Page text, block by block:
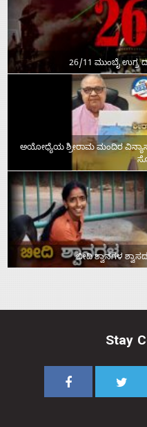
26/11 ಮುಂಬೈ
ಅಯೋಧ್ಯೆಯ ಶ್ರೀರಾಮ ಮಂದಿರ
ಬೀದಿ ಶ್ವಾನಗಳ
Stay